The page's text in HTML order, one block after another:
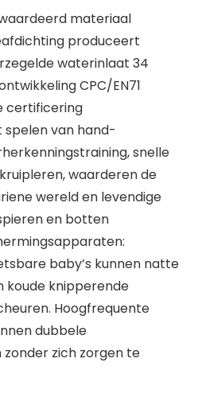
materiaal
produceert
waterinlaat 34
CPC/EN71
certificering
spelen van hand-
snelle
waarderen de
wereld en levendige
en botten
baby’s kunnen natte
koude knipperende
Hoogfrequente
dubbele
zich zorgen te